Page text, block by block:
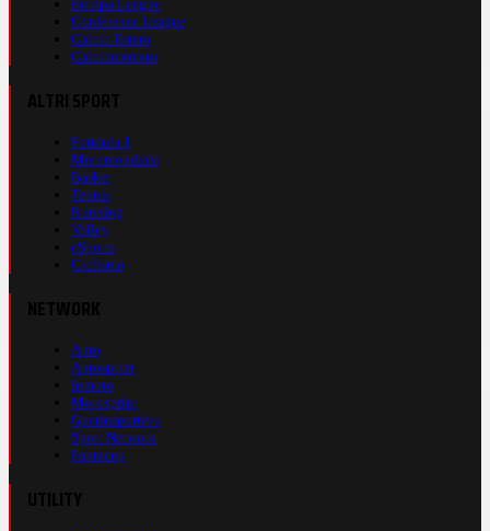
Europa League
Conference League
Calcio Estero
Calciomercato
Formula 1
Motomondiale
Basket
Tennis
Running
Volley
eSports
Ciclismo
Auto
Autosprint
Inmoto
Motosprint
Guerinsportivo
Sport Network
Fantacup